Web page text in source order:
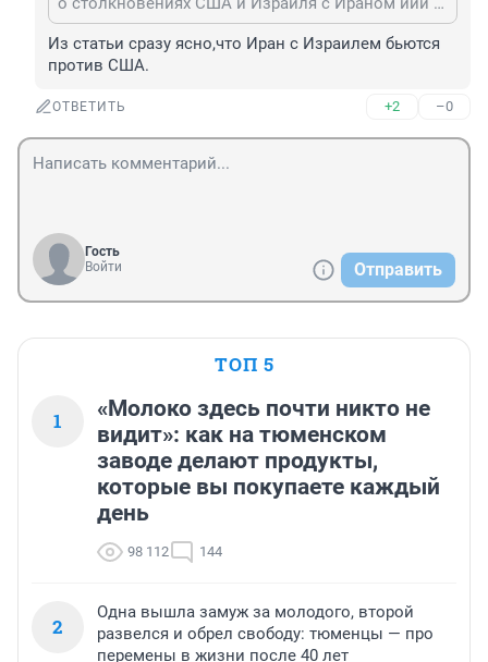
Из статьи сразу ясно,что Иран с Израилем бьются
против США.
ОТВЕТИТЬ +2 –0
Гость
Войти
Отправить
ТОП 5
1
«Молоко здесь почти никто не
видит»: как на тюменском
заводе делают продукты,
которые вы покупаете каждый
день
98 112 144
2
Одна вышла замуж за молодого, второй
развелся и обрел свободу: тюменцы — про
перемены в жизни после 40 лет